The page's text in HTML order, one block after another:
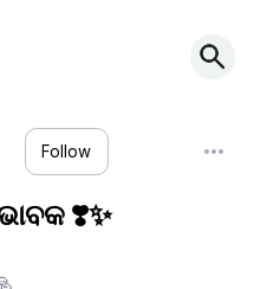
Follow
❣️✨